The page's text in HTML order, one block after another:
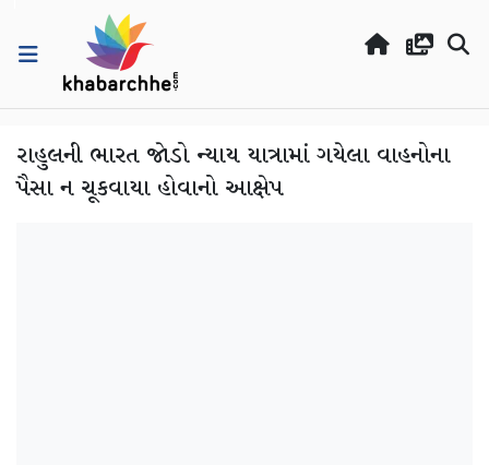
રાહુલની ભારત જોડો ન્યાય યાત્રામાં ગયેલા વાહનોના
પૈસા ન ચૂકવાયા હોવાનો આક્ષેપ